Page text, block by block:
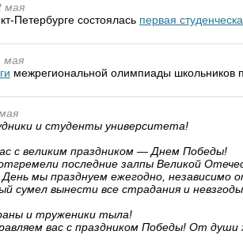
мая
Петербурге состоялась первая
мая
межрегиональной олимпиады школьников
и студенты университета!
с великим праздником — Днем Победы!
последние залпы Великой
мы празднуем ежегодно, независимо
сумел вынести все страдания и
и труженики тыла!
вас с праздником Победы! От